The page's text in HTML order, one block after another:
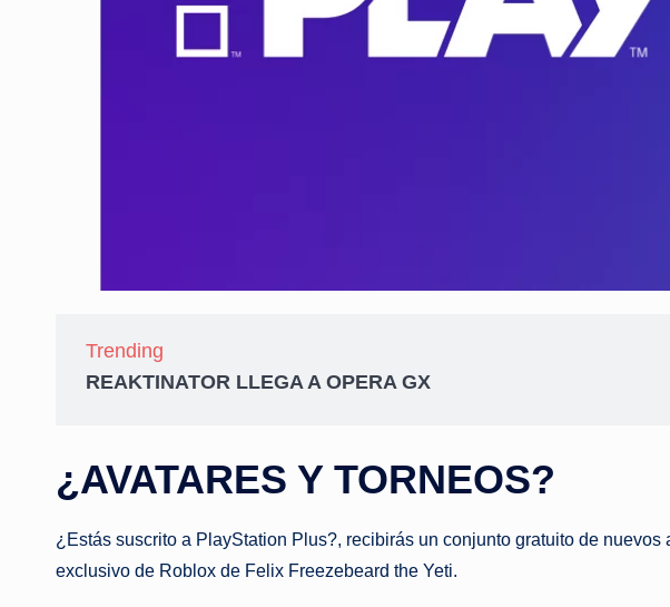
Trending
REAKTINATOR LLEGA A OPERA GX
¿AVATARES Y TORNEOS?
¿Estás suscrito a PlayStation Plus?, recibirás un conjunto gratuito de
exclusivo de Roblox de Felix Freezebeard the Yeti.